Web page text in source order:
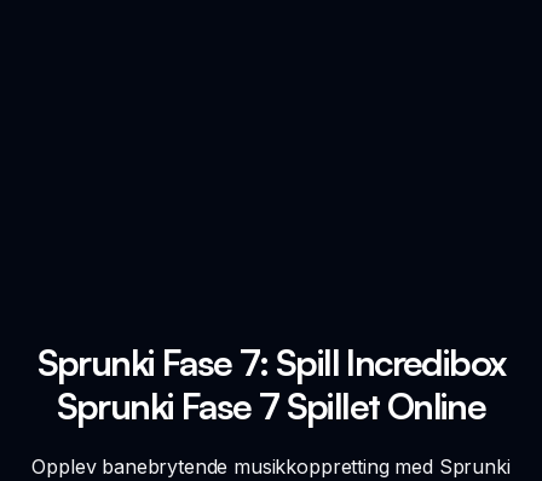
Sprunki Fase 7: Spill Incredibox
Sprunki Fase 7 Spillet Online
Opplev banebrytende musikkoppretting med Sprunki